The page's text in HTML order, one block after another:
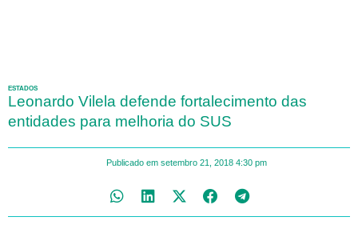
ESTADOS
Leonardo Vilela defende fortalecimento das
entidades para melhoria do SUS
Publicado em setembro 21, 2018 4:30 pm